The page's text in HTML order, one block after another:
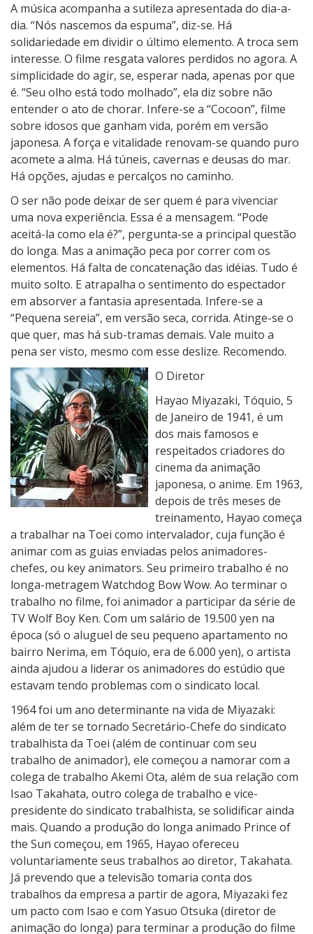
A música acompanha a sutileza apresentada do dia-a-
dia. “Nós nascemos da espuma”, diz-se. Há
solidariedade em dividir o último elemento. A troca sem
interesse. O filme resgata valores perdidos no agora. A
simplicidade do agir, se, esperar nada, apenas por que
é. “Seu olho está todo molhado”, ela diz sobre não
entender o ato de chorar. Infere-se a “Cocoon”, filme
sobre idosos que ganham vida, porém em versão
japonesa. A força e vitalidade renovam-se quando puro
acomete a alma. Há túneis, cavernas e deusas do mar.
Há opções, ajudas e percalços no caminho.
O ser não pode deixar de ser quem é para vivenciar
uma nova experiência. Essa é a mensagem. “Pode
aceitá-la como ela é?”, pergunta-se a principal questão
do longa. Mas a animação peca por correr com os
elementos. Há falta de concatenação das idéias. Tudo é
muito solto. E atrapalha o sentimento do espectador
em absorver a fantasia apresentada. Infere-se a
“Pequena sereia”, em versão seca, corrida. Atinge-se o
que quer, mas há sub-tramas demais. Vale muito a
pena ser visto, mesmo com esse deslize. Recomendo.
O Diretor
Hayao Miyazaki, Tóquio, 5
de Janeiro de 1941, é um
dos mais famosos e
respeitados criadores do
cinema da animação
japonesa, o anime. Em 1963,
depois de três meses de
treinamento, Hayao começa
a trabalhar na Toei como intervalador, cuja função é
animar com as guias enviadas pelos animadores-
chefes, ou key animators. Seu primeiro trabalho é no
longa-metragem Watchdog Bow Wow. Ao terminar o
trabalho no filme, foi animador a participar da série de
TV Wolf Boy Ken. Com um salário de 19.500 yen na
época (só o aluguel de seu pequeno apartamento no
bairro Nerima, em Tóquio, era de 6.000 yen), o artista
ainda ajudou a liderar os animadores do estúdio que
estavam tendo problemas com o sindicato local.
1964 foi um ano determinante na vida de Miyazaki:
além de ter se tornado Secretário-Chefe do sindicato
trabalhista da Toei (além de continuar com seu
trabalho de animador), ele começou a namorar com a
colega de trabalho Akemi Ota, além de sua relação com
Isao Takahata, outro colega de trabalho e vice-
presidente do sindicato trabalhista, se solidificar ainda
mais. Quando a produção do longa animado Prince of
the Sun começou, em 1965, Hayao ofereceu
voluntariamente seus trabalhos ao diretor, Takahata.
Já prevendo que a televisão tomaria conta dos
trabalhos da empresa a partir de agora, Miyazaki fez
um pacto com Isao e com Yasuo Otsuka (diretor de
animação do longa) para terminar a produção do filme